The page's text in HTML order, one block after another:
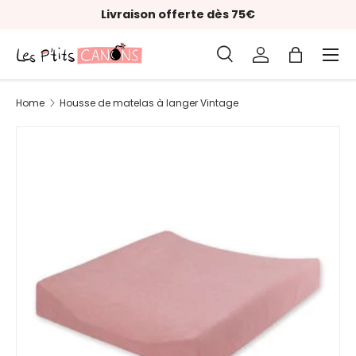
Livraison offerte dès 75€
Search
Product type
SearchLog inBag
Menu
Home Housse de matelas à langer Vintage